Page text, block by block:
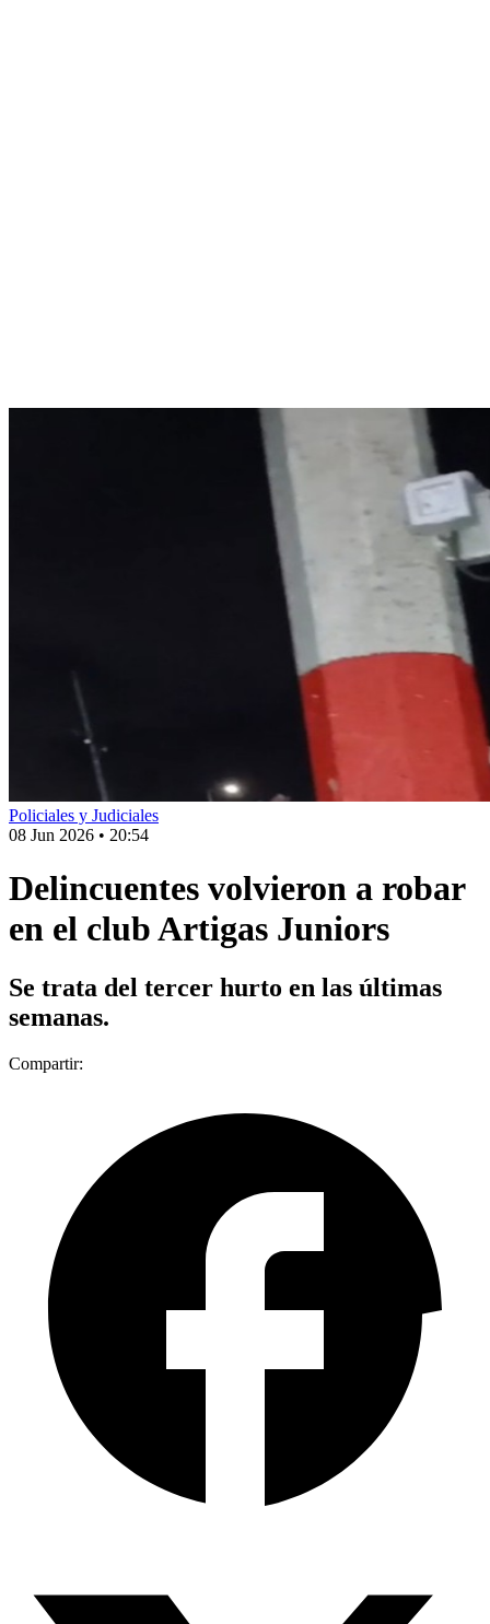
Policiales y Judiciales
08 Jun 2026 • 20:54
Delincuentes volvieron a robar
en el club Artigas Juniors
Se trata del tercer hurto en las últimas
semanas.
Compartir: